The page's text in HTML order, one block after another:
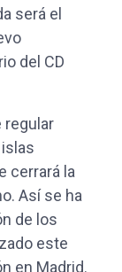
será el
del CD
regular
islas
cerrará la
Así se ha
de los
este
en Madrid.